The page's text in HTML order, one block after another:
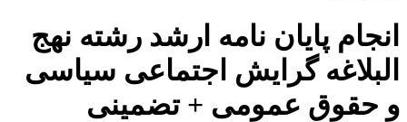
انجام پایان نامه ارشد رشته نهج
البلاغه گرایش اجتماعی سیاسی
و حقوق عمومی + تضمینی